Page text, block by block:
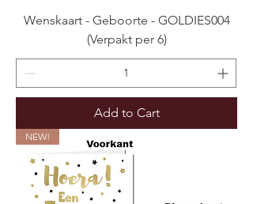
Wenskaart - Geboorte - GOLDIES004
(Verpakt per 6)
Add to Cart
NEW!